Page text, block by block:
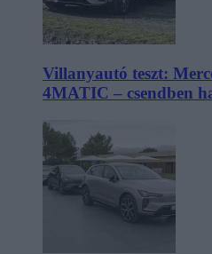
Villanyautó teszt:
4MATIC – csendben